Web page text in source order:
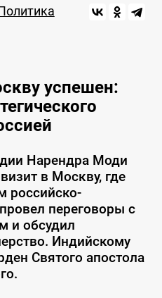
успешен:
Нарендра Моди
в Москву, где
российско-
переговоры с
и обсудил
Индийскому
Святого апостола